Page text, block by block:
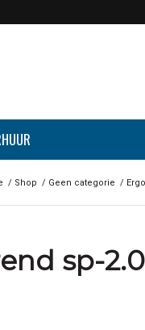
/ Shop / Geen categorie /
sp-